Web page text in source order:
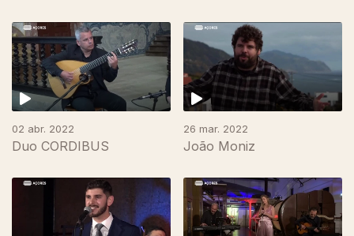
02 abr. 2022
Duo CORDIBUS
26 mar. 2022
João Moniz